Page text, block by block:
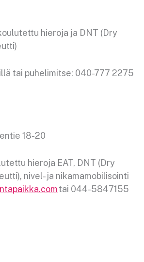
hieroja ja DNT (Dry
tai puhelimitse: 040-777 2275
18-20
hieroja EAT, DNT (Dry
nivel- ja nikamamobilisointi
tai 044-5847155